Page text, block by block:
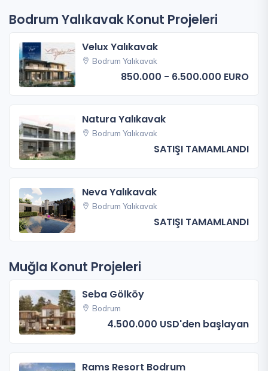
Bodrum Yalıkavak Konut Projeleri
Velux Yalıkavak
Bodrum Yalıkavak
850.000 - 6.500.000 EURO
Natura Yalıkavak
Bodrum Yalıkavak
SATIŞI TAMAMLANDI
Neva Yalıkavak
Bodrum Yalıkavak
SATIŞI TAMAMLANDI
Muğla Konut Projeleri
Seba Gölköy
Bodrum
4.500.000 USD'den başlayan
Rams Resort Bodrum